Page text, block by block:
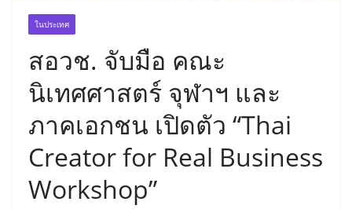
ในประเทศ
สอวช. จับมือ คณะ
นิเทศศาสตร์ จุฬาฯ และ
ภาคเอกชน เปิดตัว “Thai
Creator for Real Business
Workshop”